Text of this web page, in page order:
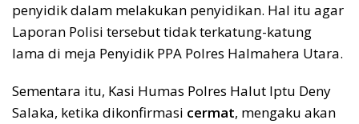
penyidik dalam melakukan penyidikan. Hal itu agar
Laporan Polisi tersebut tidak terkatung-katung
lama di meja Penyidik PPA Polres Halmahera Utara.
Sementara itu, Kasi Humas Polres Halut Iptu Deny
Salaka, ketika dikonfirmasi cermat, mengaku akan